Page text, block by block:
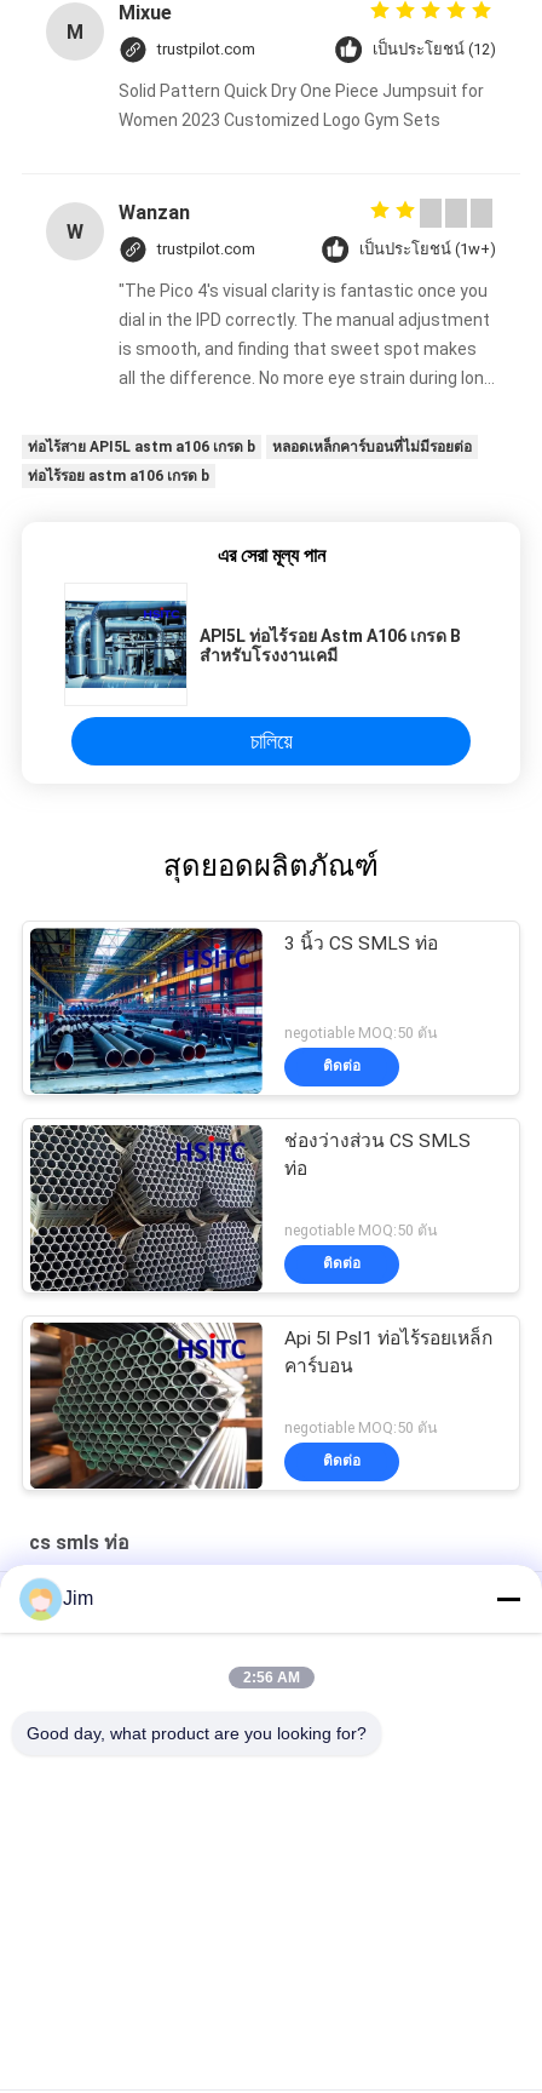
M
Mixue
trustpilot.com เป็นประโยชน์ (12)
Solid Pattern Quick Dry One Piece Jumpsuit for
Women 2023 Customized Logo Gym Sets
W
Wanzan
trustpilot.com เป็นประโยชน์ (1w+)
"The Pico 4's visual clarity is fantastic once you
dial in the IPD correctly. The manual adjustment
is smooth, and finding that sweet spot makes
all the difference. No more eye strain during long
set it up properly!""The Pico 4's visual clarity is
fantastic once you dial in the IPD correctly. The
eye strain during long sessions. Highly
properly!""The Pico 4's visual clarity is fantastic
once you dial in the IPD correctly. The manual
adjustment is smooth, and finding that sweet
strain during long sessions. Highly recommend
taking the time to set it up properly!""The Pico
the difference. No more eye strain during long
ท่อไร้สาย API5L astm a106 เกรด b
หลอดเหล็กคาร์บอนที่ไม่มีรอยต่อ
ท่อไร้รอย astm a106 เกรด b
এর সেরা মূল্য পান
API5L ท่อไร้รอย Astm A106 เกรด B
สําหรับโรงงานเคมี
চালিয়ে
สุดยอดผลิตภัณฑ์
3 นิ้ว CS SMLS ท่อ
negotiable MOQ:50 ตัน
ติดต่อ
ช่องว่างส่วน CS SMLS
ท่อ
negotiable MOQ:50 ตัน
ติดต่อ
Api 5l Psl1 ท่อไร้รอยเหล็ก
คาร์บอน
negotiable MOQ:50 ตัน
ติดต่อ
cs smls ท่อ
สถานีไฟฟ้าน้ํา SCH80 CS SMLS ท่อปลายเรียบ
ก๊าซ
Jim
2:56 AM
Good day, what product are you looking for?